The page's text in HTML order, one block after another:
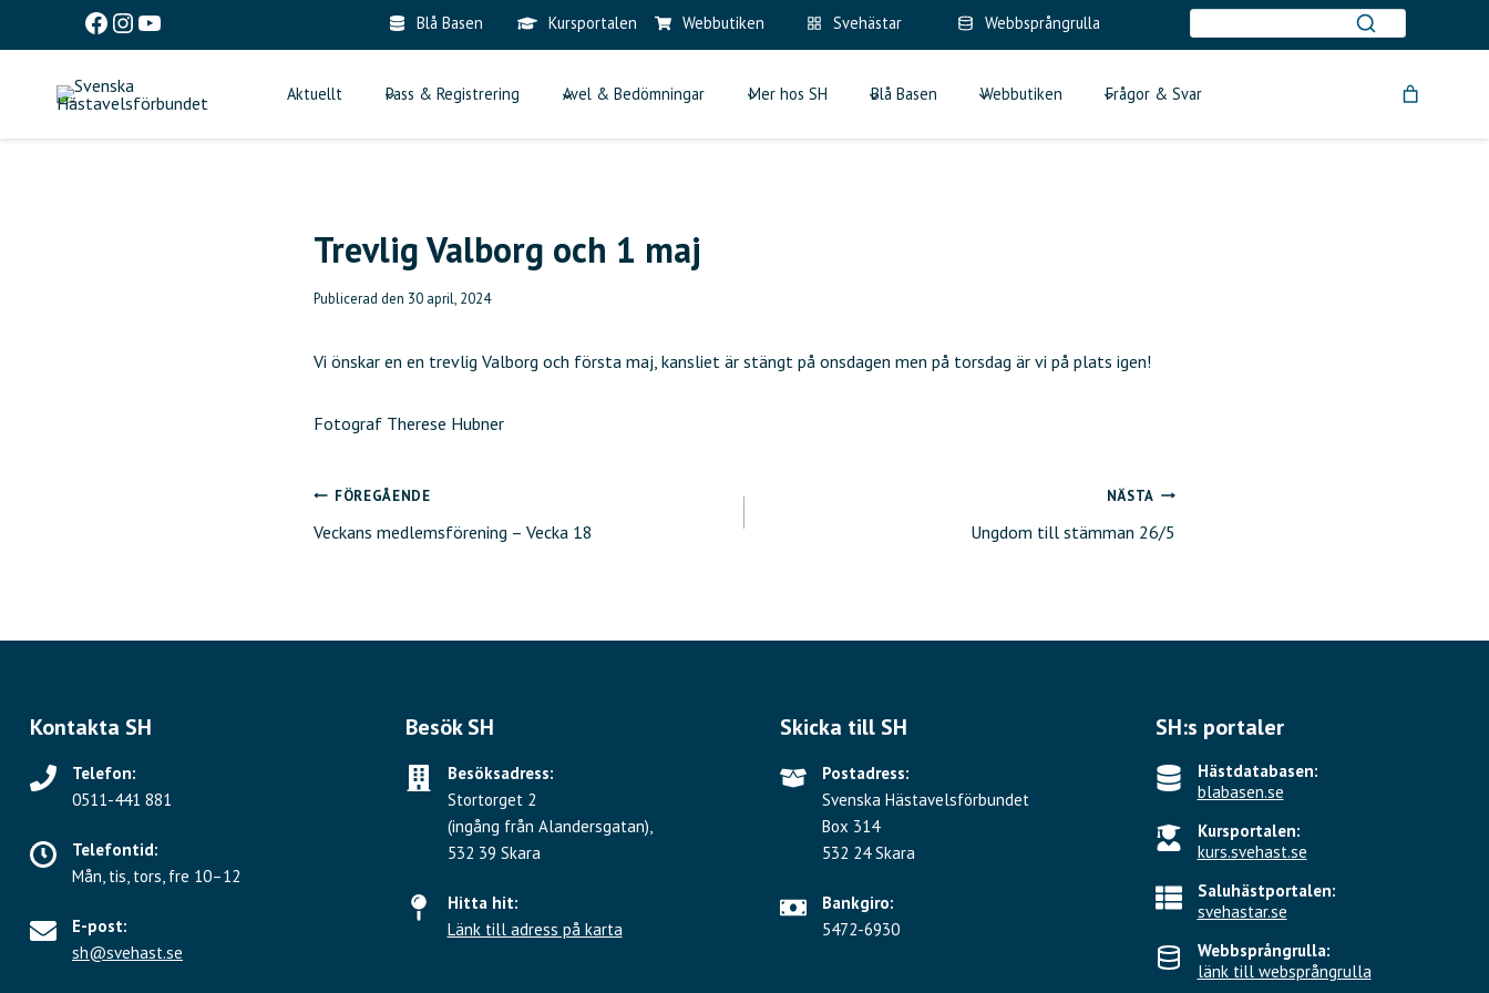
Facebook
Instagram
YouTube Blå Basen Kursportalen Webbutiken Svehästar Webbsprångrulla
Aktuellt Pass & Registrering Avel & Bedömningar Mer hos SH Blå Basen Webbutiken Frågor & Svar
Trevlig Valborg och 1 maj
Publicerad den 30 april, 2024
Vi önskar en en trevlig Valborg och första maj, kansliet är stängt på onsdagen men på torsdag är vi på plats igen!
Fotograf Therese Hubner
Inläggsnavigering
FÖREGÅENDE
Veckans medlemsförening – Vecka 18
NÄSTA
Ungdom till stämman 26/5
Kontakta SH
Telefon:
0511-441 881
Telefontid:
Mån, tis, tors, fre 10–12
E-post:
sh@svehast.se
Besök SH
Besöksadress:
Stortorget 2
(ingång från Alandersgatan),
532 39 Skara
Hitta hit:
Länk till adress på karta
Skicka till SH
Postadress:
Svenska Hästavelsförbundet
Box 314
532 24 Skara
Bankgiro:
5472-6930
SH:s portaler
Hästdatabasen:
blabasen.se
Kursportalen:
kurs.svehast.se
Saluhästportalen:
svehastar.se
Webbsprångrulla:
länk till websprångrulla